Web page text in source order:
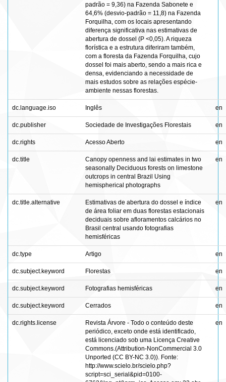
padrão = 9,36) na Fazenda Sabonete e
64,6% (desvio-padrão = 11,8) na Fazenda
Forquilha, com os locais apresentando
diferença significativa nas estimativas de
abertura de dossel (P <0,05). A riqueza
florística e a estrutura diferiram também,
com a floresta da Fazenda Forquilha, cujo
dossel foi mais aberto, sendo a mais rica e
densa, evidenciando a necessidade de
mais estudos sobre as relações espécie-
ambiente nessas florestas.
dc.language.iso Inglês en
dc.publisher Sociedade de Investigações Florestais en
dc.rights Acesso Aberto en
dc.title
Canopy openness and lai estimates in two
seasonally Deciduous forests on limestone
outcrops in central Brazil Using
hemispherical photographs
en
dc.title.alternative
Estimativas de abertura do dossel e índice
de área foliar em duas florestas estacionais
deciduais sobre afloramentos calcários no
Brasil central usando fotografias
hemisféricas
en
dc.type Artigo en
dc.subject.keyword Florestas en
dc.subject.keyword Fotografias hemisféricas en
dc.subject.keyword Cerrados en
dc.rights.license
Revista Árvore - Todo o conteúdo deste
periódico, exceto onde está identificado,
está licenciado sob uma Licença Creative
Commons.(Attribution-NonCommercial 3.0
Unported (CC BY-NC 3.0)). Fonte:
http://www.scielo.br/scielo.php?
script=sci_serial&pid=0100-
en